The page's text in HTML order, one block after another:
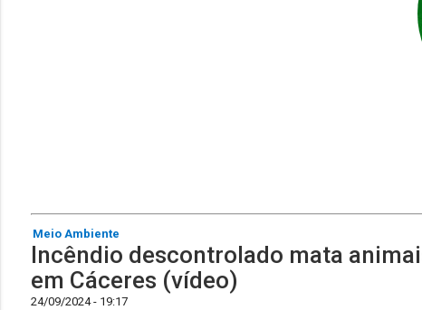
Meio Ambiente
Incêndio descontrolado mata
em Cáceres (vídeo)
24/09/2024 - 19:17